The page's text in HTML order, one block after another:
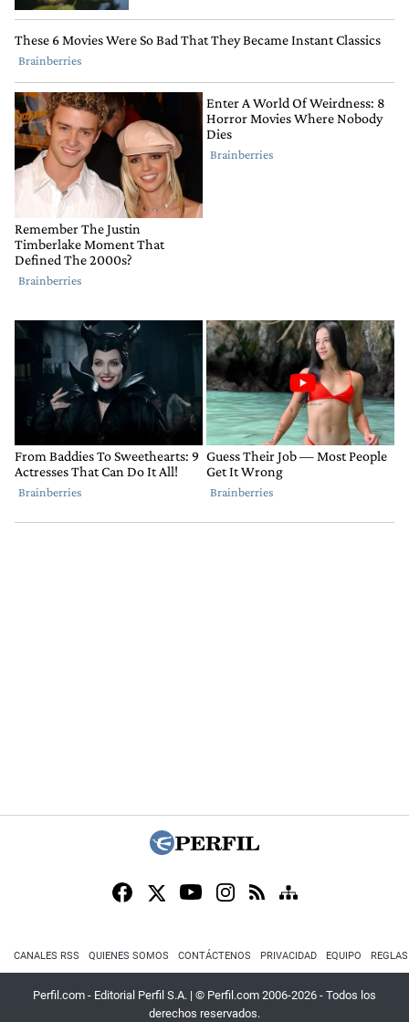
CANALES RSS QUIENES SOMOS CONTÁCTENOS PRIVACIDAD EQUIPO
Perfil.com - Editorial Perfil S.A. | © Perfil.com 2006-2026 - Todos los
derechos reservados.